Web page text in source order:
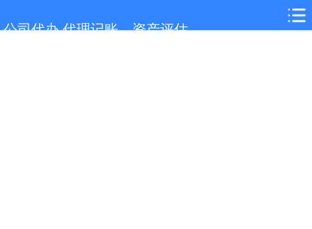
公司代办,代理记账，资产评估
网站首页